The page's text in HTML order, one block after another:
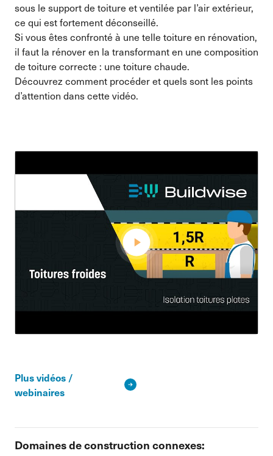
sous le support de toiture et ventilée par l’air extérieur,
ce qui est fortement déconseillé.
Si vous êtes confronté à une telle toiture en rénovation,
il faut la rénover en la transformant en une composition
de toiture correcte : une toiture chaude.
Découvrez comment procéder et quels sont les points
d’attention dans cette vidéo.
Plus vidéos /
webinaires
Domaines de construction connexes: